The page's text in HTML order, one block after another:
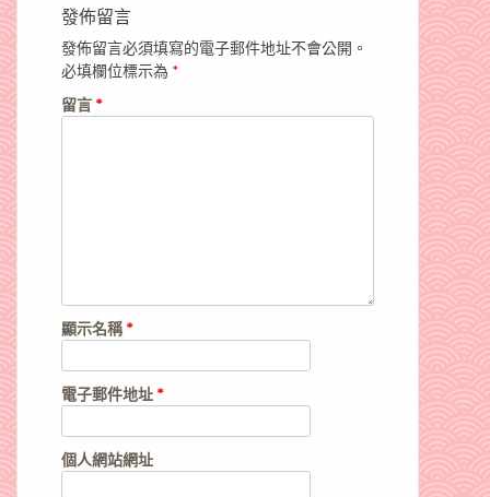
發佈留言
發佈留言必須填寫的電子郵件地址不會公開。
必填欄位標示為 *
留言 *
顯示名稱*
電子郵件地址 *
個人網站網址